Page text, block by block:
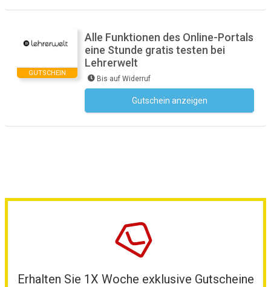
GUTSCHEIN
Alle Funktionen des Online-Portals
eine Stunde gratis testen bei
Lehrerwelt
Bis auf Widerruf
Gutschein anzeigen
Erhalten Sie 1X Woche exklusive Gutscheine